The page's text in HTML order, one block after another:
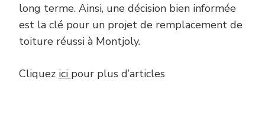
long terme. Ainsi, une décision bien informée
est la clé pour un projet de remplacement de
toiture réussi à Montjoly.
Cliquez ici pour plus d’articles